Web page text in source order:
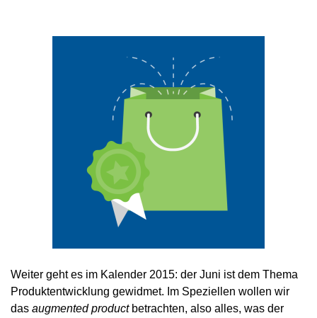
Weiter geht es im Kalender 2015: der Juni ist dem Thema
Produktentwicklung gewidmet. Im Speziellen wollen wir
das augmented productbetrachten, also alles, was der